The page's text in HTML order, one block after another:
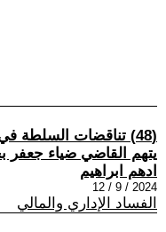
(48) تناقضات السلطة
يتهم القاضي ضياء جعفر
ادهم ابراهيم
2024 / 9 / 12
الفساد الإداري والمالي